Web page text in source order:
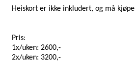
Heiskort er ikke inkludert, og må
Pris:
1x/uken: 2600,-
2x/uken: 3200,-